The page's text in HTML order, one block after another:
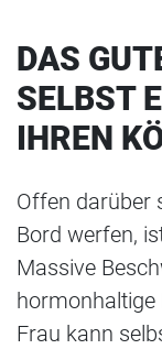
DAS
SELBST
IHREN
Offen darüber
Bord werfen,
Massive
hormonhaltige
Frau kann